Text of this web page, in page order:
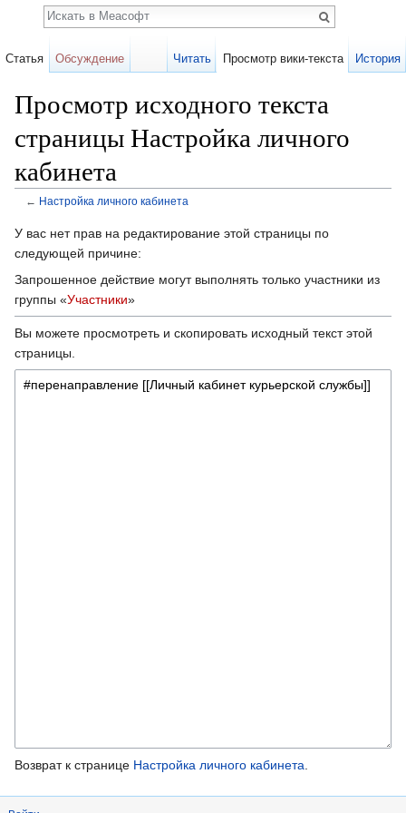
Просмотр исходного текста
страницы Настройка личного
кабинета
← Настройка личного кабинета
У вас нет прав на редактирование этой страницы по
следующей причине:
Запрошенное действие могут выполнять только участники из
группы «Участники»
Вы можете просмотреть и скопировать исходный текст этой
страницы.
Возврат к странице Настройка личного кабинета
Статья Обсуждение Читать Просмотр вики-текста История
Поиск